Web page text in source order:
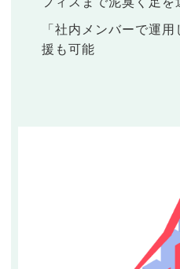
「社内メンバーで運
援も可能